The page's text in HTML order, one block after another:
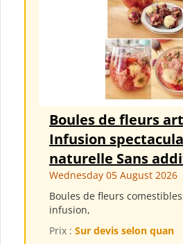
Boules de fleurs
Infusion
naturelle Sans
Wednesday 05 August 2026
Boules de fleurs
infusion,
Prix : Sur devis selon quan